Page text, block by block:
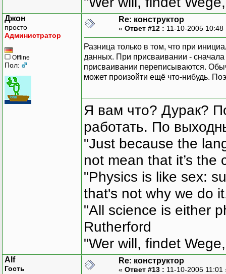
Джон
просто
Администратор
Offline
Пол:
Re: конструктор
« Ответ #12 : 11-10-2005
Разница только в том, что при
данных. При присваивании -
присваивании переписываются.
может произойти ещё что-нибудь.
Я вам что? Дурак?
работать. По
"Just because the
not mean that it’s the
"Physics is like sex:
that's not why we do
"All science is either
Rutherford
"Wer will, findet
Alf
Гость
Re: конструктор
« Ответ #13 : 11-10-2005